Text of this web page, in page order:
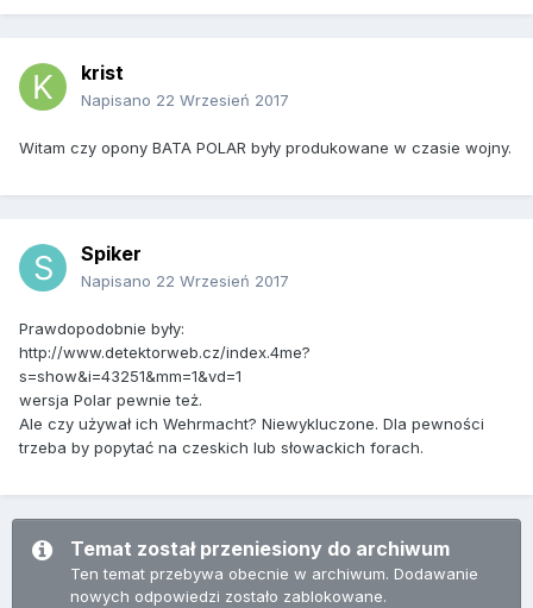
krist
Napisano 22 Wrzesień 2017
Witam czy opony BATA POLAR były produkowane w czasie wojny.
Spiker
Napisano 22 Wrzesień 2017
Prawdopodobnie były:
http://www.detektorweb.cz/index.4me?
s=show&i=43251&mm=1&vd=1
wersja Polar pewnie też.
Ale czy używał ich Wehrmacht? Niewykluczone. Dla pewności
trzeba by popytać na czeskich lub słowackich forach.
Temat został przeniesiony do archiwum
Ten temat przebywa obecnie w archiwum. Dodawanie
nowych odpowiedzi zostało zablokowane.